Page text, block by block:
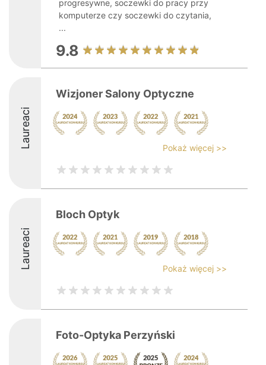
progresywne, soczewki do pracy przy
komputerze czy soczewki do czytania,
...
9.8
Laureaci
Wizjoner Salony Optyczne
Pokaż więcej >>
Laureaci
Bloch Optyk
Pokaż więcej >>
Foto-Optyka Perzyński